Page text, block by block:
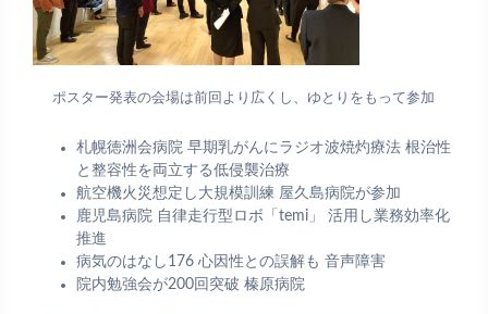
ポスター発表の会場は前回より広くし、ゆとりをもって参加
札幌徳洲会病院 早期乳がんにラジオ波焼灼療法 根治性
と整容性を両立する低侵襲治療
航空機火災想定し大規模訓練 屋久島病院が参加
鹿児島病院 自律走行型ロボ「temi」 活用し業務効率化
推進
病気のはなし176 心因性との誤解も 音声障害
院内勉強会が200回突破 榛原病院